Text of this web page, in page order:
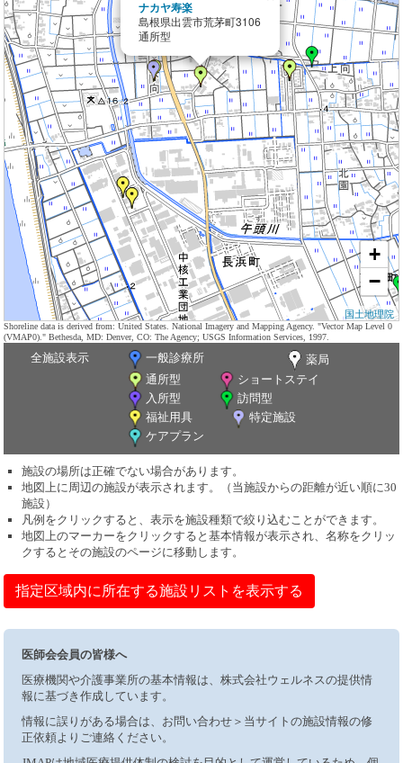
ナカヤ寿楽
島根県出雲市荒茅町3106
通所型
+
−
国土地理院
Shoreline data is derived from: United States. National Imagery and Mapping Agency. "Vector Map Level 0
(VMAP0)." Bethesda, MD: Denver, CO: The Agency; USGS Information Services, 1997.
全施設表示 一般診療所
薬局
通所型
ショートステイ
入所型
訪問型
福祉用具
特定施設
ケアプラン
施設の場所は正確でない場合があります。
地図上に周辺の施設が表示されます。（当施設からの距離が近い順に30
施設）
凡例をクリックすると、表示を施設種類で絞り込むことができます。
地図上のマーカーをクリックすると基本情報が表示され、名称をクリッ
クするとその施設のページに移動します。
指定区域内に所在する施設リストを表示する
医師会会員の皆様へ
医療機関や介護事業所の基本情報は、株式会社ウェルネスの提供情
報に基づき作成しています。
情報に誤りがある場合は、お問い合わせ＞当サイトの施設情報の修
正依頼よりご連絡ください。